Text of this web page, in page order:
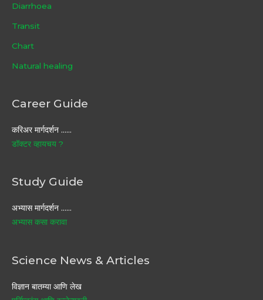
Diarrhoea
Transit
Chart
Natural healing
Career Guide
करिअर मार्गदर्शन ……
डॉक्टर व्हायचय ?
Study Guide
अभ्यास मार्गदर्शन ……
अभ्यास कसा करावा
Science News & Articles
विज्ञान बातम्या आणि लेख